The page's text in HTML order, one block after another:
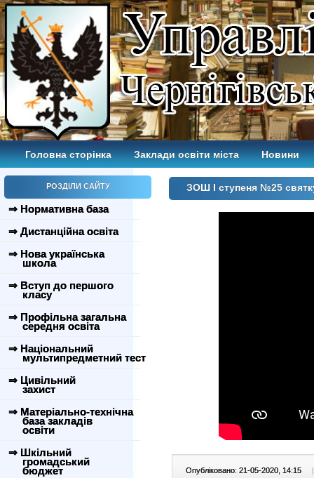
Головна сторінка Заклади освіти міста Новини
РОЗДІЛИ САЙТУ
⇒ Нормативна база
⇒ Дистанційна освіта
⇒ Нова українська
школа
⇒ Вступ до першого
класу
⇒ Профільна загальна
середня освіта
⇒ Національний
мультипредметний тест
⇒ Цивільний
захист
⇒ Матеріально-технічна
база закладів
освіти
⇒ Шкільний
громадський
бюджет
ЗОШ І ступеня №25
Опубліковано: 21-05-2020, 14:15 |